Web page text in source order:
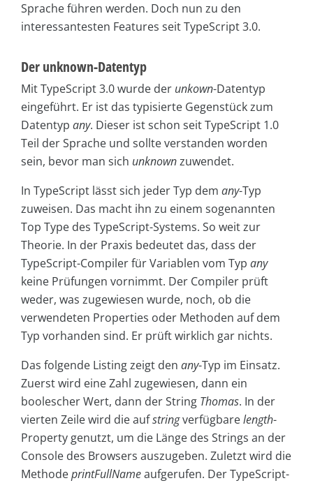
Sprache führen werden. Doch nun zu den
interessantesten Features seit TypeScript 3.0.
Der unknown-Datentyp
Mit TypeScript 3.0 wurde der unkown-Datentyp
eingeführt. Er ist das typisierte Gegenstück zum
Datentyp any. Dieser ist schon seit TypeScript 1.0
Teil der Sprache und sollte verstanden worden
sein, bevor man sich unknownzuwendet.
In TypeScript lässt sich jeder Typ dem any-Typ
zuweisen. Das macht ihn zu einem sogenannten
Top Type des TypeScript-Systems. So weit zur
Theorie. In der Praxis bedeutet das, dass der
TypeScript-Compiler für Variablen vom Typ any
keine Prüfungen vornimmt. Der Compiler prüft
weder, was zugewiesen wurde, noch, ob die
verwendeten Properties oder Methoden auf dem
Typ vorhanden sind. Er prüft wirklich gar nichts.
Das folgende Listing zeigt den any-Typ im Einsatz.
Zuerst wird eine Zahl zugewiesen, dann ein
boolescher Wert, dann der String Thomas. In der
vierten Zeile wird die aufstringverfügbarelength-
Property genutzt, um die Länge des Strings an der
Console des Browsers auszugeben. Zuletzt wird die
MethodeprintFullNameaufgerufen. Der TypeScript-